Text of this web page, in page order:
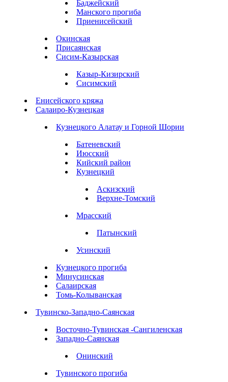
Баджейский
Манского прогиба
Приенисейский
Окинская
Присаянская
Сисим-Казырская
Казыр-Кизирский
Сисимский
Енисейского кряжа
Салаиро-Кузнецкая
Кузнецкого Алатау и Горной Шории
Батеневский
Июсский
Кийский район
Кузнецкий
Аскизский
Верхне-Томский
Мрасский
Патынский
Усинский
Кузнецкого прогиба
Минусинская
Салаирская
Томь-Колыванская
Тувинско-Западно-Саянская
Восточно-Тувинская -Сангиленская
Западно-Саянская
Онинский
Тувинского прогиба